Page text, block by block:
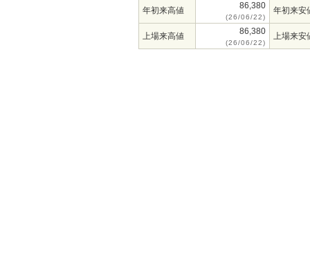
年初来高値 86,380
(26/06/22)
年初来安
上場来高値 86,380
(26/06/22)
上場来安